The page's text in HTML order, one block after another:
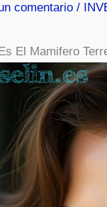
comentario /
El Mamifero